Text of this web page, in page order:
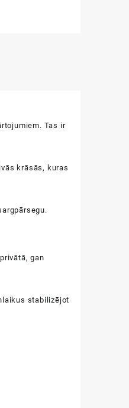
Tas ir
krāsās, kuras
gan
stabilizējot